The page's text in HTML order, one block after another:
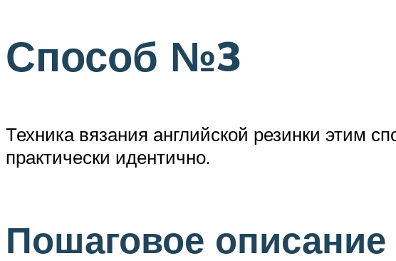
Способ №3
Техника вязания английской резинки этим
практически идентично.
Пошаговое описание